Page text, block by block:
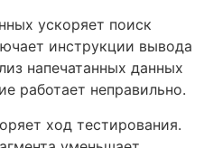
ускоряет поиск
инструкции вывода
напечатанных данных
работает неправильно.
ход тестирования.